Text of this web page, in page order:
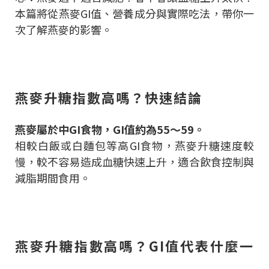
本篇將從燕麥GI值、營養成分與實際吃法，帶你一
次了解燕麥的影響。
燕麥升糖指數高嗎？快速結論
燕麥屬於中GI食物，GI值約為55～59。
相較白飯或白麵包等高GI食物，燕麥升糖速度較
慢，較不容易造成血糖快速上升，適合飲食控制與
減脂期間食用。
燕麥升糖指數高嗎？GI值代表什麼一